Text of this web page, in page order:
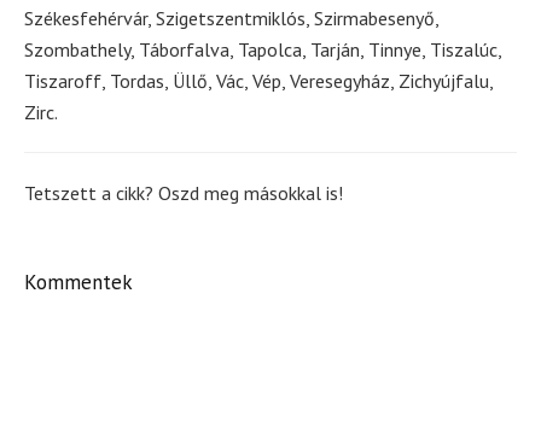
Székesfehérvár, Szigetszentmiklós, Szirmabesenyő,
Szombathely, Táborfalva, Tapolca, Tarján, Tinnye, Tiszalúc,
Tiszaroff, Tordas, Üllő, Vác, Vép, Veresegyház, Zichyújfalu,
Zirc.
Tetszett a cikk? Oszd meg másokkal is!
Kommentek